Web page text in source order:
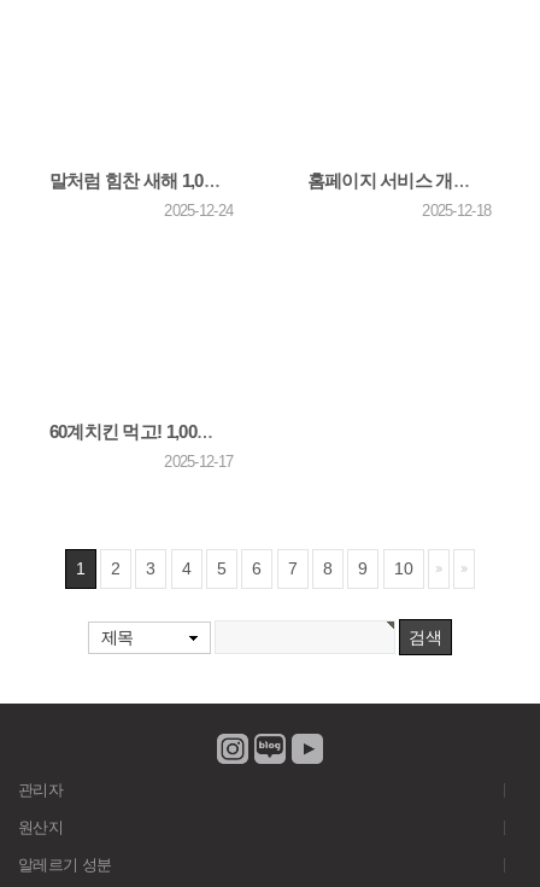
말처럼 힘찬 새해 1,000만원 받고!+카카오채널 친구 추가하고 쫀득치즈볼 받자! 26년 1월 이벤트
2025-12-24
홈페이지 서비스 개편 안내
2025-12-18
60계치킨 먹고! 1,000만원 받자! 25년 11월 이벤트 당첨자 발표
2025-12-17
1 2 3 4 5 6 7 8 9 10
제목
관리자
원산지
알레르기 성분